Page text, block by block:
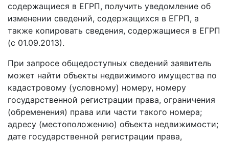
содержащиеся в ЕГРП, получить уведомление об
изменении сведений, содержащихся в ЕГРП, а
также копировать сведения, содержащиеся в ЕГРП
(с 01.09.2013).
При запросе общедоступных сведений заявитель
может найти объекты недвижимого имущества по
кадастровому (условному) номеру, номеру
государственной регистрации права, ограничения
(обременения) права или части такого номера;
адресу (местоположению) объекта недвижимости;
дате государственной регистрации права,